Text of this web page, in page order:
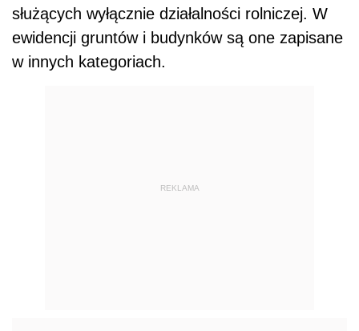
służących wyłącznie działalności rolniczej. W
ewidencji gruntów i budynków są one zapisane
w innych kategoriach.
REKLAMA